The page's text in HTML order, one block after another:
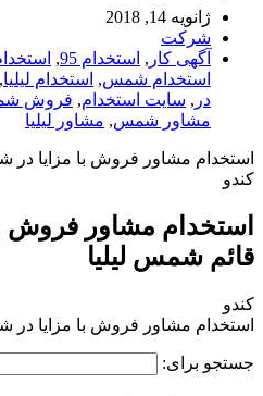
ژانویه 14, 2018
شرکت
آگهی کار , استخدام 95 ,
استخدام شمس, استخدام لیلیا,
در , سایت استخدام, فروش
مشاور شمس, مشاور لیلیا
استخدام مشاور فروش با مزایا
کندو
استخدام مشاور فروش
قائم شمس لیلیا
کندو
استخدام مشاور فروش با مزایا
جستجو برای: